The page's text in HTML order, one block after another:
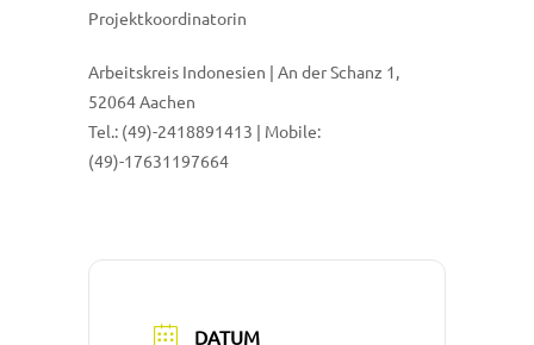
Projektkoordinatorin
Arbeitskreis Indonesien | An der Schanz 1,
52064 Aachen
Tel.: (49)-2418891413 | Mobile:
(49)-17631197664
DATUM